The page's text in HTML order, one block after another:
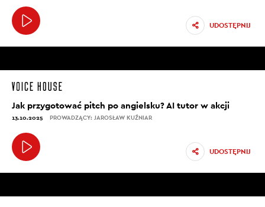
UDOSTĘPNIJ
Jak przygotować pitch po angielsku? AI tutor w akcji
13.10.2025 PROWADZĄCY: JAROSŁAW KUŹNIAR
UDOSTĘPNIJ